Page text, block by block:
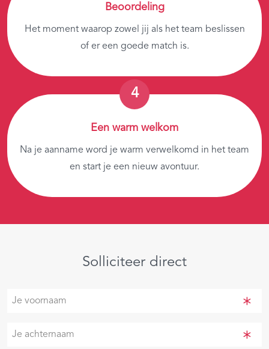
Beoordeling
Het moment waarop zowel jij als het team beslissen
of er een goede match is.
Een warm welkom
Na je aanname word je warm verwelkomd in het team
en start je een nieuw avontuur.
Solliciteer direct
Je
Je